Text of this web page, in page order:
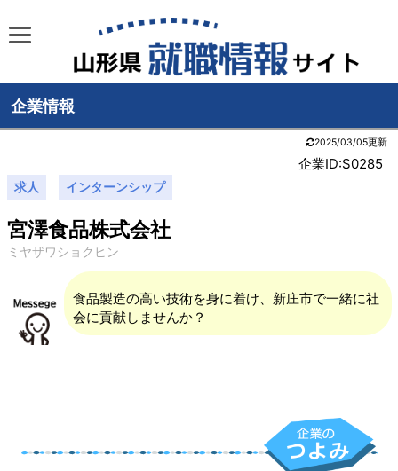
企業情報
2025/03/05更新
企業ID:S0285
求人 インターンシップ
宮澤食品株式会社
ミヤザワショクヒン
食品製造の高い技術を身に着け、新庄市で一緒に社
会に貢献しませんか？